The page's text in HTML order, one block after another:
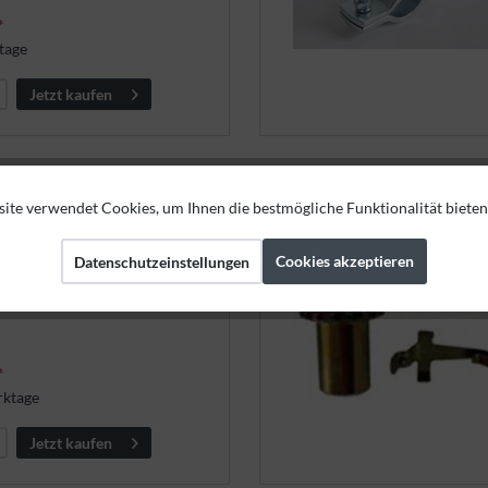
Jetzt kaufen
Jetzt kaufen
verwendet Cookies, um Ihnen die bestmögliche Funktionalität
Datenschutzeinstellungen Cookies akzeptieren